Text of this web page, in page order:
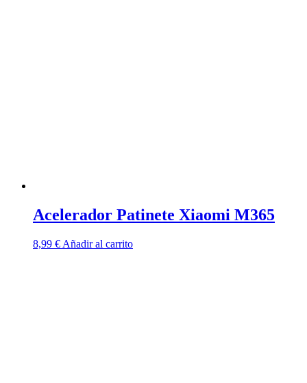
Acelerador Patinete Xiaomi M365
8,99 € Añadir al carrito